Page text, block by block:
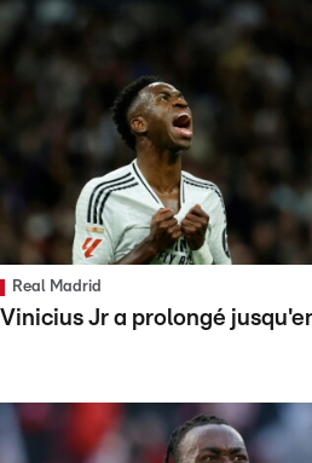
Real Madrid
Vinicius Jr a prolongé